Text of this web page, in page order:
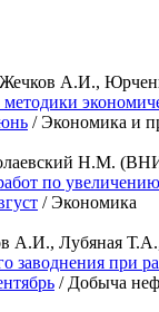
А.И.,
/ Экономика и
Н.М.
по
/ Экономика
А.И., Лубяная
заводнения при
/ Добыча